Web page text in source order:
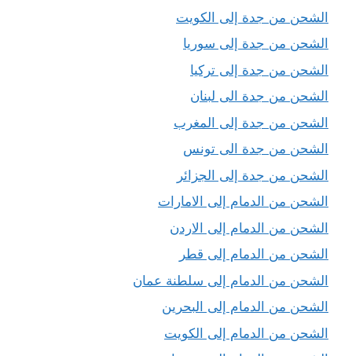
الشحن من جدة إلى الكويت
الشحن من جدة إلى سوريا
الشحن من جدة إلى تركيا
الشحن من جدة الى لبنان
الشحن من جدة إلى المغرب
الشحن من جدة الى تونس
الشحن من جدة إلى الجزائر
الشحن من الدمام إلى الامارات
الشحن من الدمام إلى الاردن
الشحن من الدمام إلى قطر
الشحن من الدمام إلى سلطنة عمان
الشحن من الدمام إلى البحرين
الشحن من الدمام إلى الكويت